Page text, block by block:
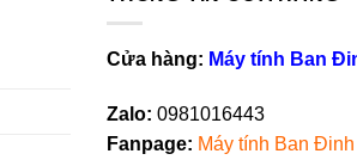
Cửa hàng: Máy tính Ban
Zalo: 0981016443
Fanpage: Máy tính Ban Đinh